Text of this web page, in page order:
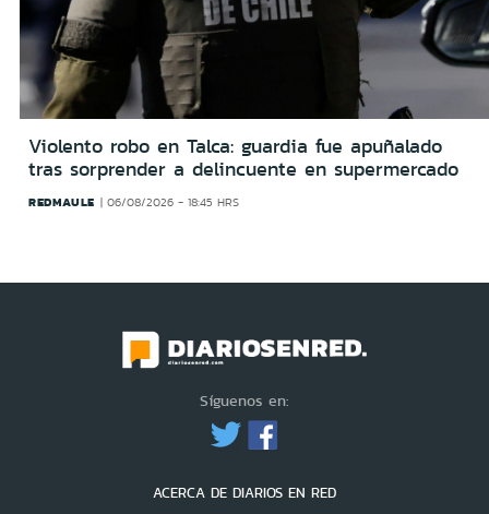
Violento robo en Talca: guardia fue apuñalado
tras sorprender a delincuente en supermercado
REDMAULE 06/08/2026 - 18:45 HRS
Síguenos en:
ACERCA DE DIARIOS EN RED